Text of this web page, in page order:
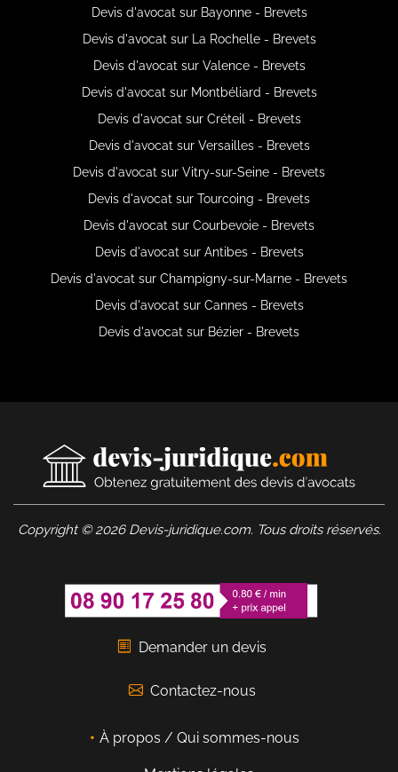
Devis d'avocat sur Bayonne - Brevets
Devis d'avocat sur La Rochelle - Brevets
Devis d'avocat sur Valence - Brevets
Devis d'avocat sur Montbéliard - Brevets
Devis d'avocat sur Créteil - Brevets
Devis d'avocat sur Versailles - Brevets
Devis d'avocat sur Vitry-sur-Seine - Brevets
Devis d'avocat sur Tourcoing - Brevets
Devis d'avocat sur Courbevoie - Brevets
Devis d'avocat sur Antibes - Brevets
Devis d'avocat sur Champigny-sur-Marne - Brevets
Devis d'avocat sur Cannes - Brevets
Devis d'avocat sur Bézier - Brevets
Copyright © 2026 Devis-juridique.com. Tous droits réservés.
Demander un devis
Contactez-nous
À propos / Qui sommes-nous